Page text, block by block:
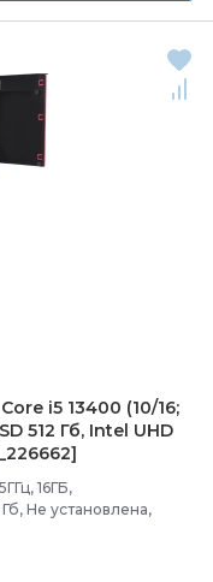
i5 13400 (10/16;
512 Гб, Intel UHD
16ГБ,
Не установлена,